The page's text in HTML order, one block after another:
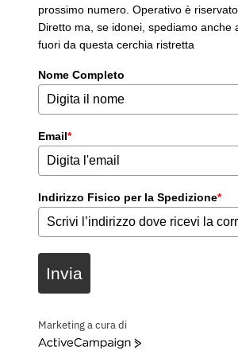
prossimo numero. Operativo è
Diretto ma, se idonei, spediamo anche
fuori da questa cerchia ristretta
Nome Completo
Email*
Indirizzo Fisico per la Spedizione*
Invia
Marketing a cura di
ActiveCampaign